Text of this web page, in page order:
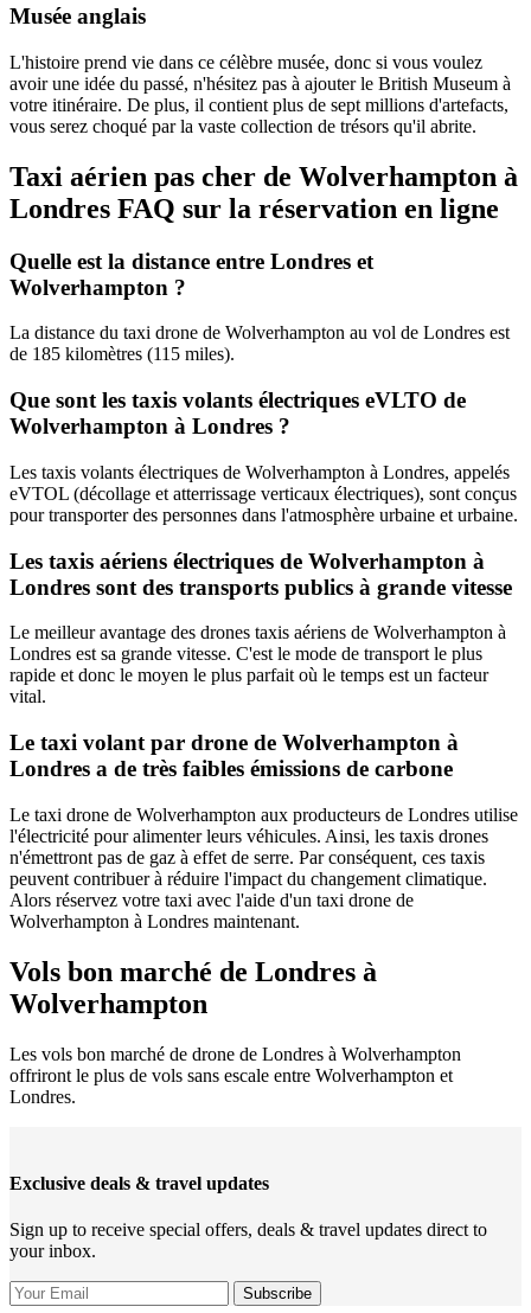
Musée anglais
L'histoire prend vie dans ce célèbre musée, donc si vous voulez
avoir une idée du passé, n'hésitez pas à ajouter le British Museum à
votre itinéraire. De plus, il contient plus de sept millions d'artefacts,
vous serez choqué par la vaste collection de trésors qu'il abrite.
Taxi aérien pas cher de Wolverhampton à
Londres FAQ sur la réservation en ligne
Quelle est la distance entre Londres et
Wolverhampton ?
La distance du taxi drone de Wolverhampton au vol de Londres est
de 185 kilomètres (115 miles).
Que sont les taxis volants électriques eVLTO de
Wolverhampton à Londres ?
Les taxis volants électriques de Wolverhampton à Londres, appelés
eVTOL (décollage et atterrissage verticaux électriques), sont conçus
pour transporter des personnes dans l'atmosphère urbaine et urbaine.
Les taxis aériens électriques de Wolverhampton à
Londres sont des transports publics à grande vitesse
Le meilleur avantage des drones taxis aériens de Wolverhampton à
Londres est sa grande vitesse. C'est le mode de transport le plus
rapide et donc le moyen le plus parfait où le temps est un facteur
vital.
Le taxi volant par drone de Wolverhampton à
Londres a de très faibles émissions de carbone
Le taxi drone de Wolverhampton aux producteurs de Londres utilise
l'électricité pour alimenter leurs véhicules. Ainsi, les taxis drones
n'émettront pas de gaz à effet de serre. Par conséquent, ces taxis
peuvent contribuer à réduire l'impact du changement climatique.
Alors réservez votre taxi avec l'aide d'un taxi drone de
Wolverhampton à Londres maintenant.
Vols bon marché de Londres à
Wolverhampton
Les vols bon marché de drone de Londres à Wolverhampton
offriront le plus de vols sans escale entre Wolverhampton et
Londres.
Exclusive deals & travel updates
Sign up to receive special offers, deals & travel updates direct to
your inbox.